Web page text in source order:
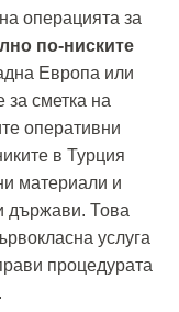
операцията за
по-ниските
Европа или
сметка на
оперативни
в Турция
материали и
държави. Това
услуга
процедурата